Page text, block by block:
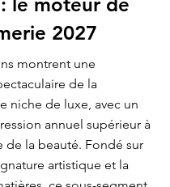
2027
montrent une
de la
niche de luxe, avec un
annuel supérieur à
de la beauté. Fondé sur
artistique et la